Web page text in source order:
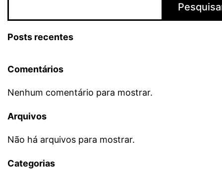
Posts recentes
Comentários
Nenhum comentário para mostrar.
Arquivos
Não há arquivos para mostrar.
Categorias